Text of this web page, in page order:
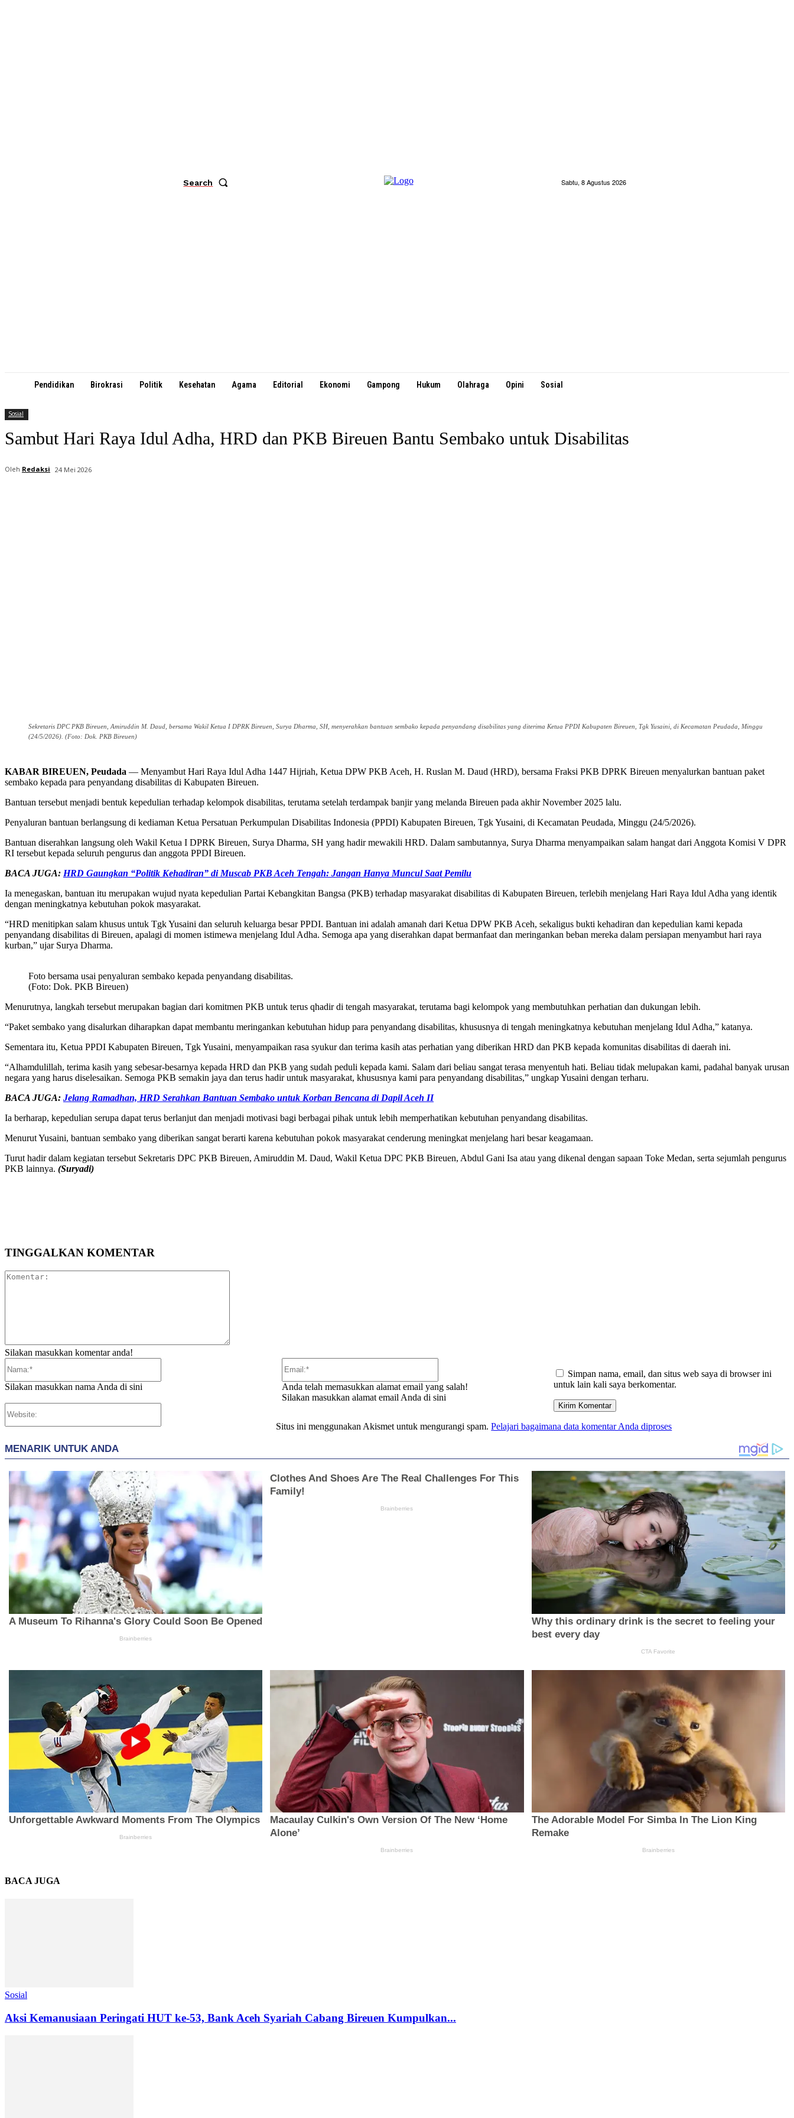
Search Sabtu, 8 Agustus 2026
Pendidikan Birokrasi Politik Kesehatan Agama Editorial Ekonomi Gampong Hukum Olahraga Opini Sosial
Sosial
Sambut Hari Raya Idul Adha, HRD dan PKB Bireuen Bantu Sembako untuk Disabilitas
Oleh Redaksi 24 Mei 2026
Sekretaris DPC PKB Bireuen, Amiruddin M. Daud, bersama Wakil Ketua I DPRK Bireuen, Surya Dharma, SH, menyerahkan bantuan sembako kepada penyandang disabilitas yang diterima Ketua PPDI Kabupaten Bireuen, Tgk Yusaini, di Kecamatan Peudada, Minggu
(24/5/2026). (Foto: Dok. PKB Bireuen)
KABAR BIREUEN, Peudada — Menyambut Hari Raya Idul Adha 1447 Hijriah, Ketua DPW PKB Aceh, H. Ruslan M. Daud (HRD), bersama Fraksi PKB DPRK Bireuen menyalurkan bantuan paket
sembako kepada para penyandang disabilitas di Kabupaten Bireuen.
Bantuan tersebut menjadi bentuk kepedulian terhadap kelompok disabilitas, terutama setelah terdampak banjir yang melanda Bireuen pada akhir November 2025 lalu.
Penyaluran bantuan berlangsung di kediaman Ketua Persatuan Perkumpulan Disabilitas Indonesia (PPDI) Kabupaten Bireuen, Tgk Yusaini, di Kecamatan Peudada, Minggu (24/5/2026).
Bantuan diserahkan langsung oleh Wakil Ketua I DPRK Bireuen, Surya Dharma, SH yang hadir mewakili HRD. Dalam sambutannya, Surya Dharma menyampaikan salam hangat dari Anggota Komisi V DPR
RI tersebut kepada seluruh pengurus dan anggota PPDI Bireuen.
BACA JUGA: HRD Gaungkan “Politik Kehadiran” di Muscab PKB Aceh Tengah: Jangan Hanya Muncul Saat Pemilu
Ia menegaskan, bantuan itu merupakan wujud nyata kepedulian Partai Kebangkitan Bangsa (PKB) terhadap masyarakat disabilitas di Kabupaten Bireuen, terlebih menjelang Hari Raya Idul Adha yang identik
dengan meningkatnya kebutuhan pokok masyarakat.
“HRD menitipkan salam khusus untuk Tgk Yusaini dan seluruh keluarga besar PPDI. Bantuan ini adalah amanah dari Ketua DPW PKB Aceh, sekaligus bukti kehadiran dan kepedulian kami kepada
penyandang disabilitas di Bireuen, apalagi di momen istimewa menjelang Idul Adha. Semoga apa yang diserahkan dapat bermanfaat dan meringankan beban mereka dalam persiapan menyambut hari raya
kurban,” ujar Surya Dharma.
Foto bersama usai penyaluran sembako kepada penyandang disabilitas.
(Foto: Dok. PKB Bireuen)
Menurutnya, langkah tersebut merupakan bagian dari komitmen PKB untuk terus qhadir di tengah masyarakat, terutama bagi kelompok yang membutuhkan perhatian dan dukungan lebih.
“Paket sembako yang disalurkan diharapkan dapat membantu meringankan kebutuhan hidup para penyandang disabilitas, khususnya di tengah meningkatnya kebutuhan menjelang Idul Adha,” katanya.
Sementara itu, Ketua PPDI Kabupaten Bireuen, Tgk Yusaini, menyampaikan rasa syukur dan terima kasih atas perhatian yang diberikan HRD dan PKB kepada komunitas disabilitas di daerah ini.
“Alhamdulillah, terima kasih yang sebesar-besarnya kepada HRD dan PKB yang sudah peduli kepada kami. Salam dari beliau sangat terasa menyentuh hati. Beliau tidak melupakan kami, padahal banyak urusan
negara yang harus diselesaikan. Semoga PKB semakin jaya dan terus hadir untuk masyarakat, khususnya kami para penyandang disabilitas,” ungkap Yusaini dengan terharu.
BACA JUGA: Jelang Ramadhan, HRD Serahkan Bantuan Sembako untuk Korban Bencana di Dapil Aceh II
Ia berharap, kepedulian serupa dapat terus berlanjut dan menjadi motivasi bagi berbagai pihak untuk lebih memperhatikan kebutuhan penyandang disabilitas.
Menurut Yusaini, bantuan sembako yang diberikan sangat berarti karena kebutuhan pokok masyarakat cenderung meningkat menjelang hari besar keagamaan.
Turut hadir dalam kegiatan tersebut Sekretaris DPC PKB Bireuen, Amiruddin M. Daud, Wakil Ketua DPC PKB Bireuen, Abdul Gani Isa atau yang dikenal dengan sapaan Toke Medan, serta sejumlah pengurus
PKB lainnya. (Suryadi)
TINGGALKAN KOMENTAR
Silakan masukkan komentar anda!
Silakan masukkan nama Anda di sini
Anda telah memasukkan alamat email yang salah!
Silakan masukkan alamat email Anda di sini
Simpan nama, email, dan situs web saya di browser ini
untuk lain kali saya berkomentar.
Situs ini menggunakan Akismet untuk mengurangi spam.Pelajari bagaimana data komentar Anda diproses
BACA JUGA
Sosial
Aksi Kemanusiaan Peringati HUT ke-53, Bank Aceh Syariah Cabang Bireuen Kumpulkan...